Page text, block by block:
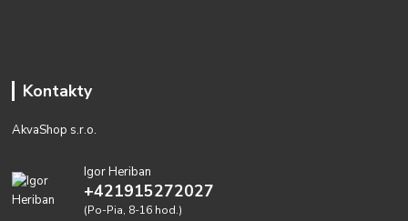
Kontakty
AkvaShop s.r.o.
Igor Heriban
+421915272027
(Po-Pia, 8-16 hod.)